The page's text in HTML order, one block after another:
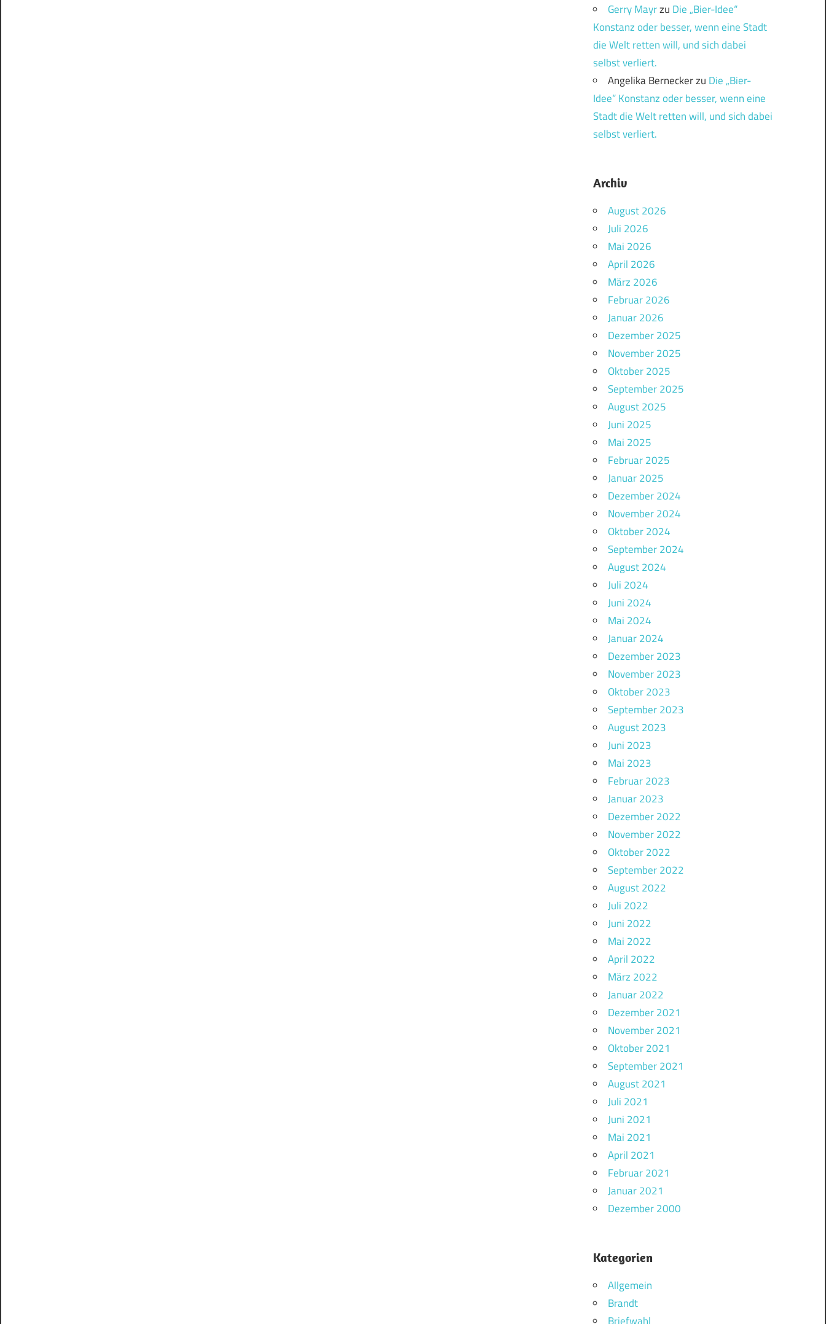
Gerry Mayrzu Die „Bier-Idee“
Konstanz oder besser, wenn eine Stadt
die Welt retten will, und sich dabei
selbst verliert.
Angelika Berneckerzu Die „Bier-
Idee“ Konstanz oder besser, wenn eine
Stadt die Welt retten will, und sich dabei
selbst verliert.
Archiv
August 2026
Juli 2026
Mai 2026
April 2026
März 2026
Februar 2026
Januar 2026
Dezember 2025
November 2025
Oktober 2025
September 2025
August 2025
Juni 2025
Mai 2025
Februar 2025
Januar 2025
Dezember 2024
November 2024
Oktober 2024
September 2024
August 2024
Juli 2024
Juni 2024
Mai 2024
Januar 2024
Dezember 2023
November 2023
Oktober 2023
September 2023
August 2023
Juni 2023
Mai 2023
Februar 2023
Januar 2023
Dezember 2022
November 2022
Oktober 2022
September 2022
August 2022
Juli 2022
Juni 2022
Mai 2022
April 2022
März 2022
Januar 2022
Dezember 2021
November 2021
Oktober 2021
September 2021
August 2021
Juli 2021
Juni 2021
Mai 2021
April 2021
Februar 2021
Januar 2021
Dezember 2000
Kategorien
Allgemein
Brandt